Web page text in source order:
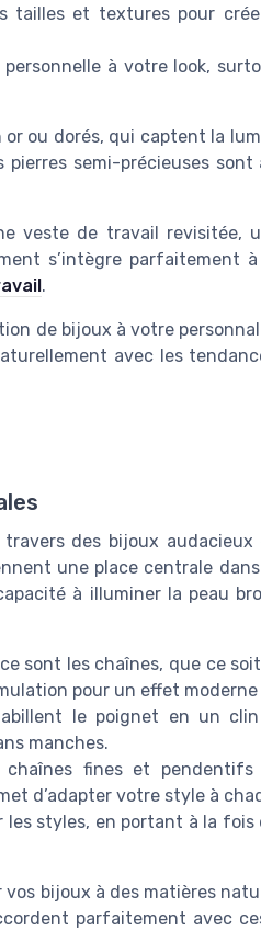
tailles et textures pour
à votre look,
ou dorés, qui captent la
semi-précieuses sont
veste de travail revisitée,
s’intègre parfaitement
.
de bijoux à votre
avec les
des bijoux
une place centrale
à illuminer la peau
sont les chaînes, que ce
pour un effet
le poignet en un
manches.
chaînes fines et
d’adapter votre style à
les styles, en portant à la
bijoux à des matières
parfaitement avec